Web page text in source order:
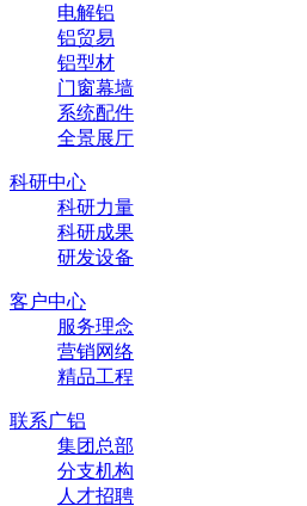
电解铝
铝贸易
铝型材
门窗幕墙
系统配件
全景展厅
科研中心
科研力量
科研成果
研发设备
客户中心
服务理念
营销网络
精品工程
联系广铝
集团总部
分支机构
人才招聘